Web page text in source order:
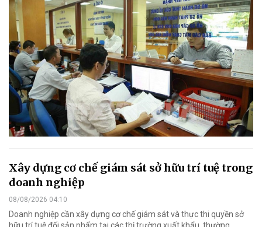
Xây dựng cơ chế giám sát sở hữu trí tuệ trong
doanh nghiệp
08/08/2026 04:10
Doanh nghiệp cần xây dựng cơ chế giám sát và thực thi quyền sở